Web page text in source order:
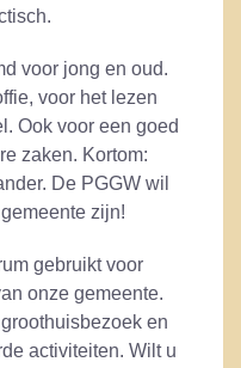
voor jong en oud.
voor het lezen
Ook voor een goed
zaken. Kortom:
De PGGW wil
zijn!
gebruikt voor
onze gemeente.
en
activiteiten. Wilt u